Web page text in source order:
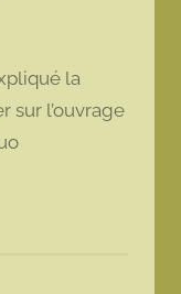
la
sur l’ouvrage